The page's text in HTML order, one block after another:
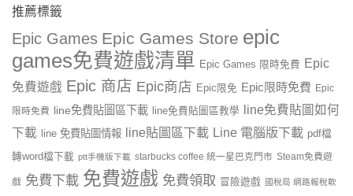
推薦標籤
Epic Games Epic Games Store epic
games免費遊戲清單 Epic Games 限時免費 Epic
免費遊戲 Epic 商店 Epic商店 Epic限免 Epic限時免費 Epic
限時免費 line免費貼圖區下載 line免費貼圖區教學
line免費貼圖如何
下載
line 免費貼圖情報 line貼圖區下載 Line 電腦版下載 pdf檔
轉word檔下載 ptt手機版下載 starbucks coffee 統一星巴克門市 Steam免費遊
戲 免費下載 免費遊戲 免費領取 冒險遊戲 國稅局 網路報稅軟